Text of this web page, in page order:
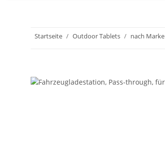
Startseite Outdoor Tablets nach Marke